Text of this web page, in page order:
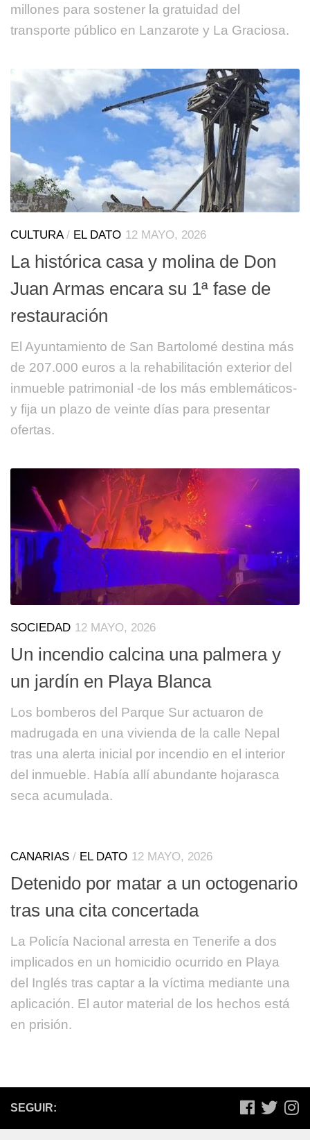
millones para sostener la gratuidad del
transporte público en Lanzarote y La Graciosa.
CULTURA/ EL DATO 12 MAYO, 2026
La histórica casa y molina de Don
Juan Armas encara su 1ª fase de
restauración
El Ayuntamiento de San Bartolomé destina más
de 207.000 euros a la rehabilitación exterior del
inmueble patrimonial -de los más emblemáticos-
y fija un plazo de veinte días para presentar
ofertas.
SOCIEDAD 12 MAYO, 2026
Un incendio calcina una palmera y
un jardín en Playa Blanca
Los bomberos del Parque Sur actuaron de
madrugada en una vivienda de la calle Nepal
tras una alerta inicial por incendio en el interior
del inmueble. Había allí abundante hojarasca
seca acumulada.
CANARIAS / EL DATO 12 MAYO, 2026
Detenido por matar a un octogenario
tras una cita concertada
La Policía Nacional arresta en Tenerife a dos
implicados en un homicidio ocurrido en Playa
del Inglés tras captar a la víctima mediante una
aplicación. El autor material de los hechos está
en prisión.
SEGUIR: